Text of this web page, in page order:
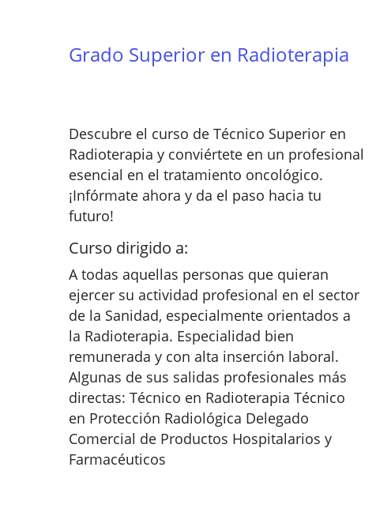
Grado Superior en Radioterapia
Descubre el curso de Técnico Superior en
Radioterapia y conviértete en un profesional
esencial en el tratamiento oncológico.
¡Infórmate ahora y da el paso hacia tu
futuro!
Curso dirigido a:
A todas aquellas personas que quieran
ejercer su actividad profesional en el sector
de la Sanidad, especialmente orientados a
la Radioterapia. Especialidad bien
remunerada y con alta inserción laboral.
Algunas de sus salidas profesionales más
directas: Técnico en Radioterapia Técnico
en Protección Radiológica Delegado
Comercial de Productos Hospitalarios y
Farmacéuticos